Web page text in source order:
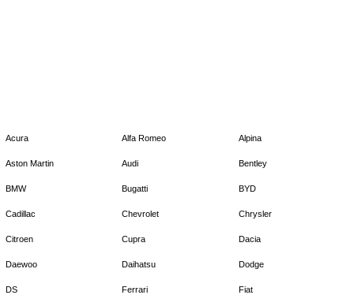
Acura Alfa Romeo Alpina
Aston Martin Audi Bentley
BMW Bugatti BYD
Cadillac Chevrolet Chrysler
Citroen Cupra Dacia
Daewoo Daihatsu Dodge
DS Ferrari Fiat